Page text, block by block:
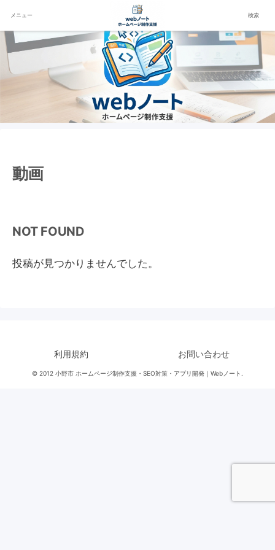
動画
NOT FOUND
投稿が見つかりませんでした。
利用規約 お問い合わせ
© 2012 小野市 ホームページ制作支援・SEO対策・アプリ開発｜Webノート.
メニュー 検索